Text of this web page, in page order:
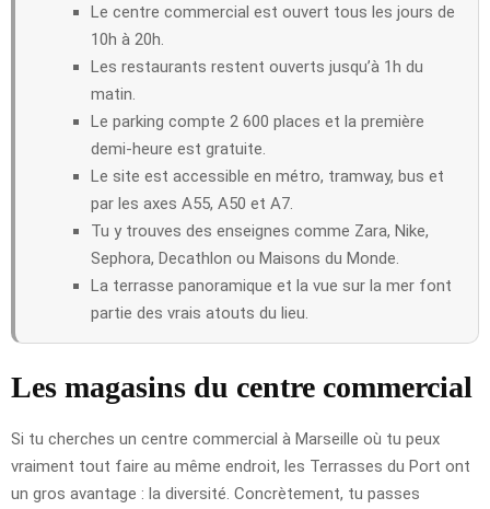
Le centre commercial est ouvert tous les jours de
10h à 20h.
Les restaurants restent ouverts jusqu’à 1h du
matin.
Le parking compte 2 600 places et la première
demi-heure est gratuite.
Le site est accessible en métro, tramway, bus et
par les axes A55, A50 et A7.
Tu y trouves des enseignes comme Zara, Nike,
Sephora, Decathlon ou Maisons du Monde.
La terrasse panoramique et la vue sur la mer font
partie des vrais atouts du lieu.
Les magasins du centre commercial
Si tu cherches un centre commercial à Marseille où tu peux
vraiment tout faire au même endroit, les Terrasses du Port ont
un gros avantage : la diversité. Concrètement, tu passes